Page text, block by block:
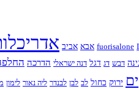
fuorisalone אבא אביב
דבש דג דגל דנה ישראלי הדרכה
ים ירוק כחול לב לבן לבנדר ליה נאור לימון